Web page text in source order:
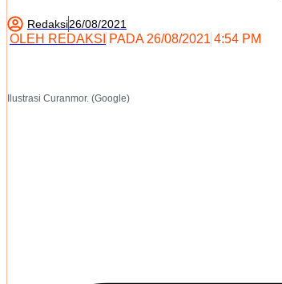
Redaksi26/08/2021
OLEH REDAKSI PADA 26/08/2021 4:54 PM
Ilustrasi Curanmor. (Google)